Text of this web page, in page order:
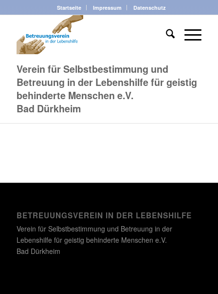
Startseite Impressum Datenschutz
Verein für Selbstbestimmung und
Betreuung in der Lebenshilfe für geistig
behinderte Menschen e.V.
Bad Dürkheim
BETREUUNGSVEREIN IN DER LEBENSHILFE
Verein für Selbstbestimmung und Betreuung in der
Lebenshilfe für geistig behinderte Menschen e.V.
Bad Dürkheim